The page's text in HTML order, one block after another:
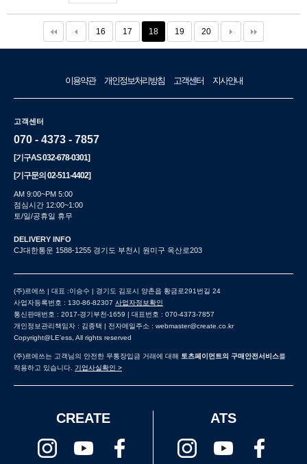
16 17 18 19 20
이용약관 개인정보처리방침 고객센터 지사안내
고객센터
070 - 4373 - 7857
[기구AS032-678-0301]
[기구문의02-511-4402]
AM 9:00~PM 5:00
점심시간 12:00~1:00
토/일/공휴일 휴무
DELIVERY INFO
CJ대한통운 1588-1255 경기도 부천시 원미구 옥산로203
(주)르에쓰 | 대표 :이승수 | 경기도 김포시 양촌읍 황금로291번길 24
사업자등록번호 : 130-86-82307 사업자정보확인
통신판매번호 : 2017-경기부천-1659 | 대표번호 : 070-4373-7857
개인정보관리책임자 : 김종택 | 전자메일주소 : webmaster@create.co.kr
Copyright@LE'ess, All rights reserved
(주)르에쓰는 고객님의 안전한 무통장입금 거래에 대해 토츠페이먼트의 구매안전서비스를
적용하고 있습니다. 기업사실확인 >
CREATE ATS